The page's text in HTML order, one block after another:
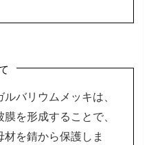
バリウムメッキは、
を形成することで、
を錆から保護しま